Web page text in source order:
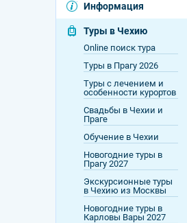
Греция
Египет
Индия
Испания
Катар
Италия
Куба
Информация
Туры в Чехию
Online поиск тура
Туры в Прагу 2026
Туры с лечением и
особенности курортов
Свадьбы в Чехии и
Праге
Обучение в Чехии
Новогодние туры в
Прагу 2027
Экскурсионные туры
в Чехию из Москвы
Новогодние туры в
Карловы Вары 2027